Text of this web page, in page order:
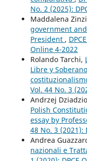
No. 2 (2025):
Maddalena
government
President ,
Online 4-2022
Rolando Tarchi,
Libre y
Vol. 44 No. 3
Andrzej
Polish
essay by
48 No. 3 (2021):
Andrea
nazionali e